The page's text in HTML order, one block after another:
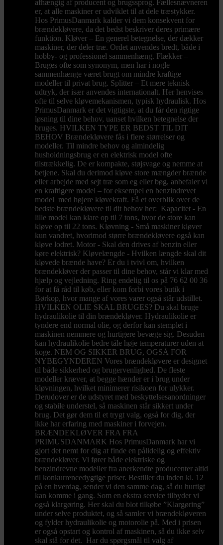
afhængig af producent og brugssprog. Fællesnævneren
er, at alle maskiner er udviklet til at dele træstykker.
Hos PrimusDanmark kalder vi dem konsekvent for
brændekløvere, da det bedst beskriver deres primære
funktion. Kløver – En generel betegnelse, der dækker
maskiner, der deler træ. Ordet anvendes bredt, både i
hobby- og professionel sammenhæng. Flækker –
Bruges ofte som synonym, men har i nogle
sammenhænge været brugt om mindre kraftige
modeller til privat brug. Splitter – Et mere teknisk
udtryk, der især anvendes internationalt. Her henvises
ofte til selve kløvemekanismen, typisk hydraulisk. Hos
PrimusDanmark er det vigtigste, at du får den rigtige
løsning til dine behov, uanset hvilken betegnelse der
bruges. HVILKEN TYPE ER BEDST TIL DIT
BEHOV Brændekløvere fås i flere størrelser og
modeller. Til mindre behov og almindelig
husholdningsbrug er en elektrisk model ofte
tilstrækkelig. De er kompakte, støjsvage og nemme at
betjene. Skal du derimod kløve store mængder brænde
eller arbejde med sejt træ som eg eller bøg, anbefaler vi
en kraftigere model – for eksempel en benzindrevet
model med højere kløvekraft. Få et overblik over de
bedste brændekløvere til dit behov her: Kapacitet - En
lille model kan klare op til 7 tons, hvor de store kan
kløve op til 22 tons. Kløvning - Små maskiner kløver
kun vandret, hvorimod større brændekløvere også kan
kløve lodret. Motor - Skal den drives af benzin eller
køre elektrisk? Kløvelængde - Hvilken længde skal dit
kløvede brænde have? Er du i tvivl om, hvilken
brændekløver der passer til dine behov, står vi klar med
hjælp og vejledning. Ring endelig til os på 76 62 00 36
for at få råd til køb, eller kom forbi vores butik i
Børkop, hvor mange af vores varer også står udstillet.
HVILKEN OLIE SKAL BRUGES? Du skal bruge
hydraulikolie til din brændekløver. Hydraulikolie er
tyndere end normal olie, og derfor kan stemplet i
maskinen nemmere og hurtigere bevæge sig. Desuden
kan hydraulikolie bedre tåle høje temperaturer uden at
koge. NEM OG SIKKER BRUG, OGSÅ FOR
NYBEGYNDEREN Vores brændekløvere er designet
til både sikkerhed og brugervenlighed. De fleste
modeller kræver, at begge hænder er i brug under
kløvningen, hvilket minimerer risikoen for ulykker.
Derudover er de udstyret med beskyttelsesanordninger
og stabile understel, så maskinen står sikkert under
brug. Det gør dem til et trygt valg, også for dig, der
ikke har erfaring med maskiner i forvejen.
BRÆNDEKLØVER FRA FRA
PRIMUSDANMARK Hos PrimusDanmark har vi
gjort det nemt for dig at finde en pålidelig og effektiv
brændekløver. Vi fører både elektriske og
benzindrevne modeller fra anerkendte producenter altid
til konkurrencedygtige priser. Bestiller du inden kl. 12
på en hverdag, sender vi den samme dag, så du hurtigt
kan komme i gang. Som en ekstra service tilbyder vi
også klargøring. Her skal du blot tilkøbe ”Klargøring”
under selve produktet, og så samler vi brændekløveren
og fylder hydraulikolie og motorolie på. Med i prisen
er også opstart og kontrol af maskinen, så du ikke selv
skal stå for det. Har du spørgsmål til valg af